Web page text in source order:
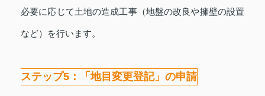
必要に応じて土地の造成工事（地盤の改良や擁壁の設置
など）を行います。
ステップ5：「地目変更登記」の申請